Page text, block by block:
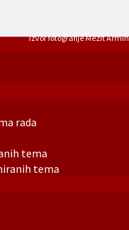
rada
tema
tema
Izvor fotografije Mezit Armin